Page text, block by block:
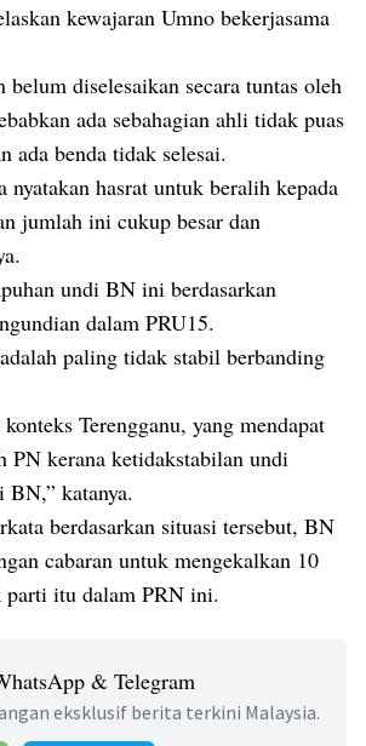
kewajaran Umno bekerjasama
belum diselesaikan secara tuntas oleh
ada sebahagian ahli tidak puas
ada benda tidak selesai.
nyatakan hasrat untuk beralih kepada
jumlah ini cukup besar dan
undi BN ini berdasarkan
dalam PRU15.
paling tidak stabil berbanding
Terengganu, yang mendapat
PN kerana ketidakstabilan undi
BN,” katanya.
berdasarkan situasi tersebut, BN
cabaran untuk mengekalkan 10
itu dalam PRN ini.
& Telegram
eksklusif berita terkini Malaysia.